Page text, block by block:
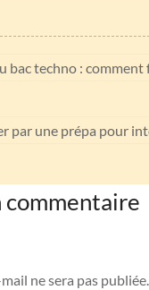
bac techno : comment
par une prépa pour
commentaire
ne sera pas publiée.